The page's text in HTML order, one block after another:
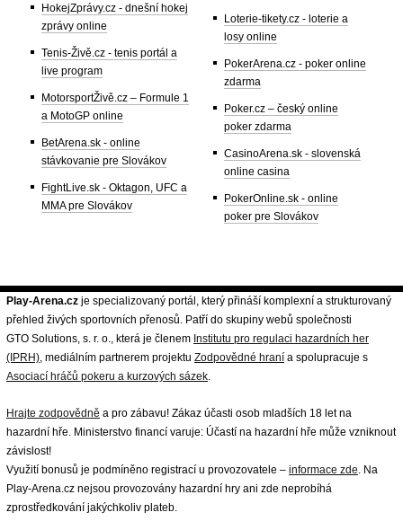
HokejZprávy.cz - dnešní hokej
zprávy online
Tenis-Živě.cz - tenis portál a
live program
MotorsportŽivě.cz – Formule 1
a MotoGP online
BetArena.sk - online
stávkovanie pre Slovákov
FightLive.sk - Oktagon, UFC a
MMA pre Slovákov
Loterie-tikety.cz - loterie a
losy online
PokerArena.cz - poker online
zdarma
Poker.cz – český online
poker zdarma
CasinoArena.sk - slovenská
online casina
PokerOnline.sk - online
poker pre Slovákov
Play-Arena.cz je specializovaný portál, který přináší komplexní a strukturovaný
přehled živých sportovních přenosů. Patří do skupiny webů společnosti
GTO Solutions, s. r. o., která je členem Institutu pro regulaci hazardních her
(IPRH) , mediálním partnerem projektu Zodpovědné hraní a spolupracuje s
Asociací hráčů pokeru a kurzových sázek
Hrajte zodpovědně a pro zábavu! Zákaz účasti osob mladších 18 let na
hazardní hře. Ministerstvo financí varuje: Účastí na hazardní hře může vzniknout
závislost!
Využití bonusů je podmíněno registrací u provozovatele – informace zde . Na
Play-Arena.cz nejsou provozovány hazardní hry ani zde neprobíhá
zprostředkování jakýchkoliv plateb.